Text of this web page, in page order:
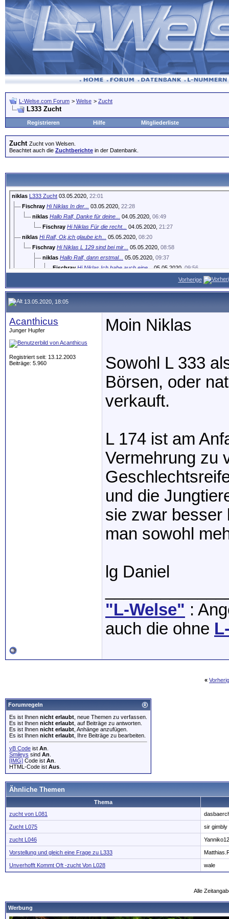
L-Welse.com Forum > Welse > Zucht
L333 Zucht
Registrieren Hilfe Mitgliederliste
Zucht Zucht von Welsen.
Beachtet auch die Zuchtberichte in der Datenbank.
niklas L333 Zucht 03.05.2020, 22:01
Fischray Hi Niklas In der... 03.05.2020, 22:28
niklas Hallo Ralf, Danke für deine... 04.05.2020, 06:49
Fischray Hi Niklas Für die recht... 04.05.2020, 21:27
niklas Hi Ralf, Ok,ich glaube ich... 05.05.2020, 08:20
Fischray Hi Niklas L 129 sind bei mir... 05.05.2020, 08:58
niklas Hallo Ralf, dann erstmal... 05.05.2020, 09:37
Fischray Hi Niklas Ich habe auch eine... 05.05.2020, 09:56
niklas Hallo, habe noch eine...06.05.2020,13:38
Acanthicus
Moin Niklas Sowohl L 333 als...
Vorherige
13.05.2020, 18:05
Acanthicus
Junger Hupfer
Registriert seit: 13.12.2003
Beiträge: 5.960
Moin Niklas
Sowohl L 333
Börsen, oder
verkauft.
L 174 ist am
Vermehrung zu
und die
sie zwar besser
man sowohl
lg Daniel
"L-Welse" :
auch die ohne
«
Forumregeln
Es ist Ihnen nicht erlaubt , neue Themen zu verfassen.
Es ist Ihnen nicht erlaubt , auf Beiträge zu antworten.
Es ist Ihnen nicht erlaubt , Anhänge anzufügen.
Es ist Ihnen nicht erlaubt , Ihre Beiträge zu bearbeiten.
vB Code ist An
Smileys sind An
[IMG] Code ist An
HTML-Code ist Aus
Ähnliche Themen
Thema
zucht von L081
Zucht L075 sir gimbly
zucht L046
Vorstellung und gleich eine Frage zu L333
Unverhofft Kommt Oft -zucht Von L028 wale
Alle
Werbung